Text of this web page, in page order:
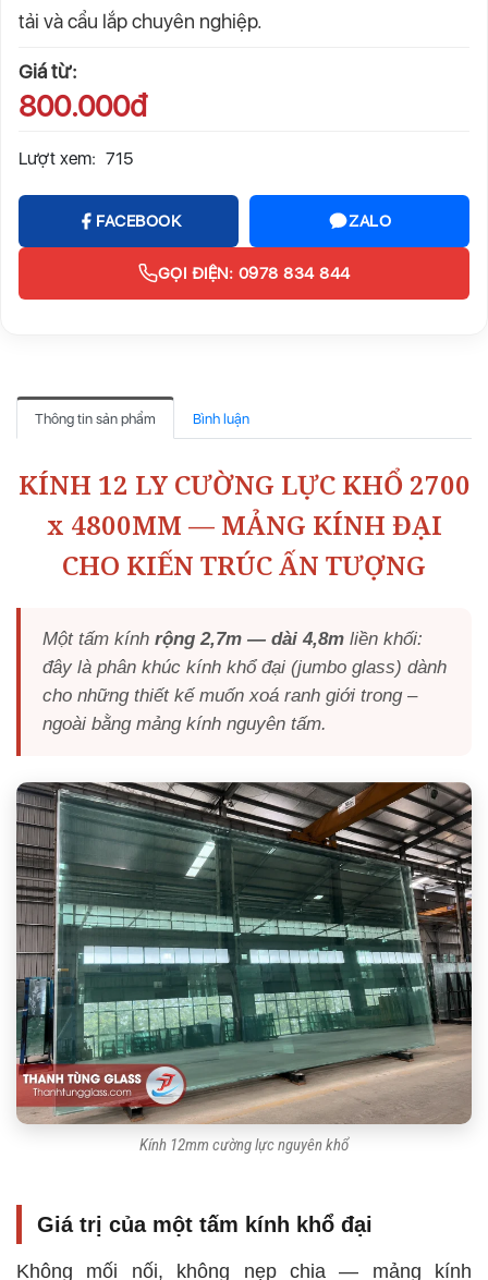
tải và cẩu lắp chuyên nghiệp.
Giá từ:
800.000đ
Lượt xem: 715
FACEBOOK ZALO
GỌI ĐIỆN: 0978 834 844
Thông tin sản phẩm Bình luận
KÍNH 12 LY CƯỜNG LỰC KHỔ 2700
x 4800MM — MẢNG KÍNH ĐẠI
CHO KIẾN TRÚC ẤN TƯỢNG
Một tấm kính rộng 2,7m — dài 4,8m liền khối:
đây là phân khúc kính khổ đại (jumbo glass) dành
cho những thiết kế muốn xoá ranh giới trong –
ngoài bằng mảng kính nguyên tấm.
Kính 12mm cường lực nguyên khổ
Giá trị của một tấm kính khổ đại
Không mối nối, không nẹp chia — mảng kính